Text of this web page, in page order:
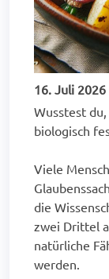
16. Juli 2026
Wusstest
biologisch
Viele
die
zwei Drittel
natürliche
werden.